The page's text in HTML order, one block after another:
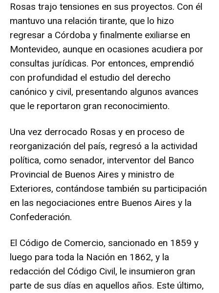
Rosas trajo tensiones en sus proyectos. Con él
mantuvo una relación tirante, que lo hizo
regresar a Córdoba y finalmente exiliarse en
Montevideo, aunque en ocasiones acudiera por
consultas jurídicas. Por entonces, emprendió
con profundidad el estudio del derecho
canónico y civil, presentando algunos avances
que le reportaron gran reconocimiento.
Una vez derrocado Rosas y en proceso de
reorganización del país, regresó a la actividad
política, como senador, interventor del Banco
Provincial de Buenos Aires y ministro de
Exteriores, contándose también su participación
en las negociaciones entre Buenos Aires y la
Confederación.
El Código de Comercio, sancionado en 1859 y
luego para toda la Nación en 1862, y la
redacción del Código Civil, le insumieron gran
parte de sus días en aquellos años. Este último,